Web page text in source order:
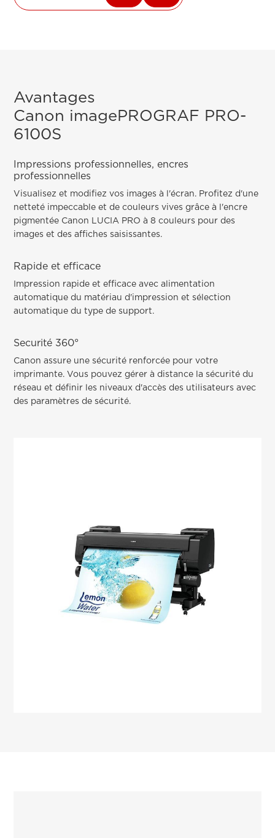
Avantages
Canon imagePROGRAF PRO-
6100S
Impressions professionnelles, encres
professionnelles
Visualisez et modifiez vos images à l'écran. Profitez d'une
netteté impeccable et de couleurs vives grâce à l'encre
pigmentée Canon LUCIA PRO à 8 couleurs pour des
images et des affiches saisissantes.
Rapide et efficace
Impression rapide et efficace avec alimentation
automatique du matériau d'impression et sélection
automatique du type de support.
Securité 360°
Canon assure une sécurité renforcée pour votre
imprimante. Vous pouvez gérer à distance la sécurité du
réseau et définir les niveaux d'accès des utilisateurs avec
des paramètres de sécurité.